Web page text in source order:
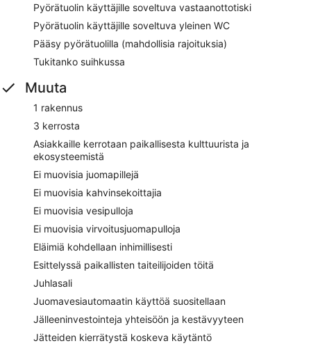
Pyörätuolin käyttäjille soveltuva vastaanottotiski
Pyörätuolin käyttäjille soveltuva yleinen WC
Pääsy pyörätuolilla (mahdollisia rajoituksia)
Tukitanko suihkussa
Muuta
1 rakennus
3 kerrosta
Asiakkaille kerrotaan paikallisesta kulttuurista ja
ekosysteemistä
Ei muovisia juomapillejä
Ei muovisia kahvinsekoittajia
Ei muovisia vesipulloja
Ei muovisia virvoitusjuomapulloja
Eläimiä kohdellaan inhimillisesti
Esittelyssä paikallisten taiteilijoiden töitä
Juhlasali
Juomavesiautomaatin käyttöä suositellaan
Jälleeninvestointeja yhteisöön ja kestävyyteen
Jätteiden kierrätystä koskeva käytäntö